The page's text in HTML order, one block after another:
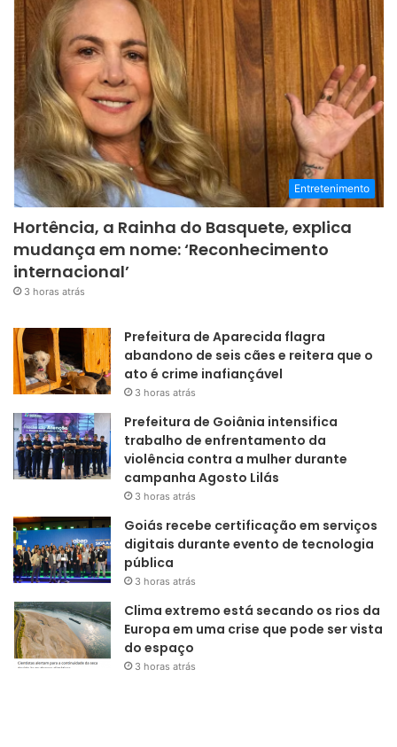
Entretenimento
Hortência, a Rainha do Basquete, explica
mudança em nome: ‘Reconhecimento
internacional’
3 horas atrás
Prefeitura de Aparecida flagra
abandono de seis cães e reitera que o
ato é crime inafiançável
3 horas atrás
Prefeitura de Goiânia intensifica
trabalho de enfrentamento da
violência contra a mulher durante
campanha Agosto Lilás
3 horas atrás
Goiás recebe certificação em serviços
digitais durante evento de tecnologia
pública
3 horas atrás
Clima extremo está secando os rios da
Europa em uma crise que pode ser vista
do espaço
3 horas atrás